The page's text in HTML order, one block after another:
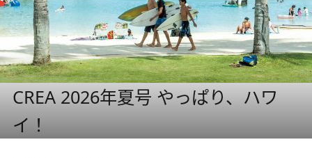
CREA 2026年夏号 やっぱり、ハワ
イ！